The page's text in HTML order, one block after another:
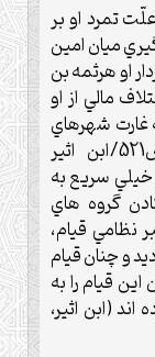
تمرد او بر
ميان امين
او هرثمه بن
مالي از او
شهرهاي
مختلف پرداخت (اصفهاني،[بي تا]، ص521/ابن اثير
قيام خيلي سريع به
گروه هاي
نظامي قيام،
و چنان قيام
قيام را به
اند (ابن اثير،